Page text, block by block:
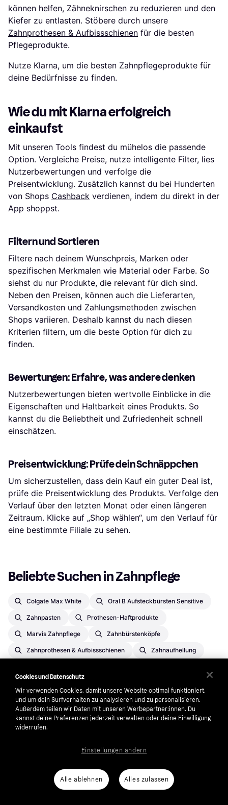
können helfen, Zähneknirschen zu reduzieren und den
Kiefer zu entlasten. Stöbere durch unsere
Zahnprothesen & Aufbissschienen für die besten
Pflegeprodukte.
Nutze Klarna, um die besten Zahnpflegeprodukte für
deine Bedürfnisse zu finden.
Wie du mit Klarna erfolgreich
einkaufst
Mit unseren Tools findest du mühelos die passende
Option. Vergleiche Preise, nutze intelligente Filter, lies
Nutzerbewertungen und verfolge die
Preisentwicklung. Zusätzlich kannst du bei Hunderten
von Shops Cashback verdienen, indem du direkt in der
App shoppst.
Filtern und Sortieren
Filtere nach deinem Wunschpreis, Marken oder
spezifischen Merkmalen wie Material oder Farbe. So
siehst du nur Produkte, die relevant für dich sind.
Neben den Preisen, können auch die Lieferarten,
Versandkosten und Zahlungsmethoden zwischen
Shops variieren. Deshalb kannst du nach diesen
Kriterien filtern, um die beste Option für dich zu
finden.
Bewertungen: Erfahre, was andere denken
Nutzerbewertungen bieten wertvolle Einblicke in die
Eigenschaften und Haltbarkeit eines Produkts. So
kannst du die Beliebtheit und Zufriedenheit schnell
einschätzen.
Preisentwicklung: Prüfe dein Schnäppchen
Um sicherzustellen, dass dein Kauf ein guter Deal ist,
prüfe die Preisentwicklung des Produkts. Verfolge den
Verlauf über den letzten Monat oder einen längeren
Zeitraum. Klicke auf „Shop wählen“, um den Verlauf für
eine bestimmte Filiale zu sehen.
Beliebte Suchen in Zahnpflege
Colgate Max White Oral B Aufsteckbürsten Sensitive
Zahnpasten Prothesen-Haftprodukte
Marvis Zahnpflege Zahnbürstenköpfe
Zahnprothesen & Aufbissschienen Zahnaufhellung
Farbtabletten Spülköpfe
Zahnseide & Zahnstocher Interdentalbürsten
Zahnbürsten
Aufbissschienen
Jordan Zahnbürsten Philips Zahnbürstenköpfe
Cookies und Datenschutz
Wir verwenden Cookies, damit unsere Website optimal funktioniert,
und um dein Surfverhalten zu analysieren und zu personalisieren.
Außerdem teilen wir Daten mit unseren Werbepartner:innen. Du
kannst deine Präferenzen jederzeit verwalten oder deine Einwilligung
widerrufen.
Alle ablehnen Alles zulassen
Einstellungen ändern